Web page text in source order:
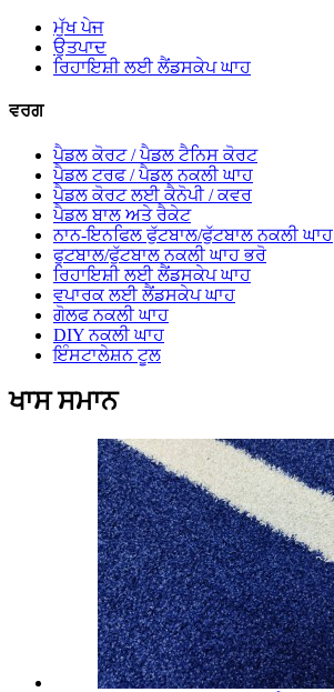
ਮੁੱਖ ਪੇਜ
ਉਤਪਾਦ
ਰਿਹਾਇਸ਼ੀ ਲਈ ਲੈਂਡਸਕੇਪ ਘਾਹ
ਵਰਗ
ਪੈਡਲ ਕੋਰਟ / ਪੈਡਲ ਟੈਨਿਸ ਕੋਰਟ
ਪੈਡਲ ਟਰਫ / ਪੈਡਲ ਨਕਲੀ ਘਾਹ
ਪੈਡਲ ਕੋਰਟ ਲਈ ਕੈਨੋਪੀ / ਕਵਰ
ਪੈਡਲ ਬਾਲ ਅਤੇ ਰੈਕੇਟ
ਨਾਨ-ਇਨਫਿਲ ਫੁੱਟਬਾਲ/ਫੁੱਟਬਾਲ ਨਕਲੀ ਘਾਹ
ਫੁਟਬਾਲ/ਫੁੱਟਬਾਲ ਨਕਲੀ ਘਾਹ ਭਰੋ
ਰਿਹਾਇਸ਼ੀ ਲਈ ਲੈਂਡਸਕੇਪ ਘਾਹ
ਵਪਾਰਕ ਲਈ ਲੈਂਡਸਕੇਪ ਘਾਹ
ਗੋਲਫ ਨਕਲੀ ਘਾਹ
DIY ਨਕਲੀ ਘਾਹ
ਇੰਸਟਾਲੇਸ਼ਨ ਟੂਲ
ਖਾਸ ਸਮਾਨ